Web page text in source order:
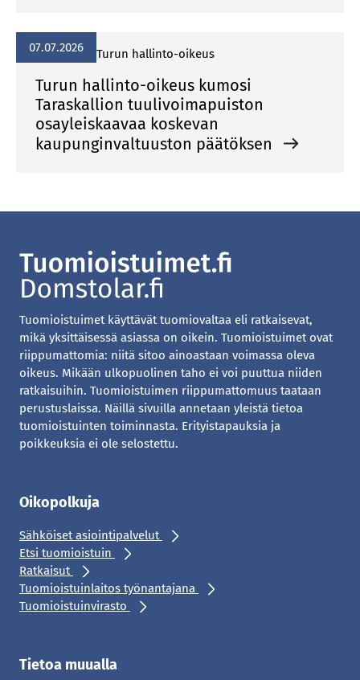
07.07.2026 Turun hallinto-oikeus
Turun hallinto-oikeus kumosi
Taraskallion tuulivoimapuiston
osayleiskaavaa koskevan
kaupunginvaltuuston päätöksen
Tuomioistuimet käyttävät tuomiovaltaa eli ratkaisevat,
mikä yksittäisessä asiassa on oikein. Tuomioistuimet ovat
riippumattomia: niitä sitoo ainoastaan voimassa oleva
oikeus. Mikään ulkopuolinen taho ei voi puuttua niiden
ratkaisuihin. Tuomioistuimen riippumattomuus taataan
perustuslaissa. Näillä sivuilla annetaan yleistä tietoa
tuomioistuinten toiminnasta. Erityistapauksia ja
poikkeuksia ei ole selostettu.
Oikopolkuja
Sähköiset asiointipalvelut
Etsi tuomioistuin
Ratkaisut
Tuomioistuinlaitos työnantajana
Tuomioistuinvirasto
Tietoa muualla